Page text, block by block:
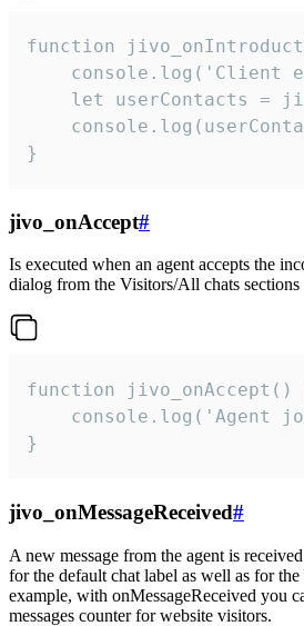
function
console.log('Client
let userContacts =
}
jivo_onAccept#
Is executed when an agent accepts the
dialog from the Visitors/All chats
function jivo_onAccept()
}
jivo_onMessageReceived#
A new message from the agent is
for the default chat label as well as for
example, with onMessageReceived you
messages counter for website visitors.